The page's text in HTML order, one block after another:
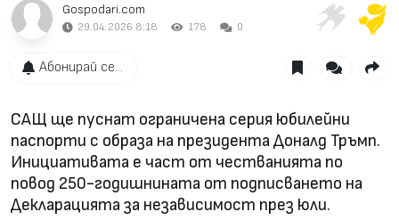
Gospodari.com
29.04.2026 8:18 178 0
Абонирай се...
САЩ ще пуснат ограничена серия юбилейни
паспорти с образа на президента Доналд Тръмп.
Инициативата е част от честванията по
повод 250-годишнината от подписването на
Декларацията за независимост през юли.